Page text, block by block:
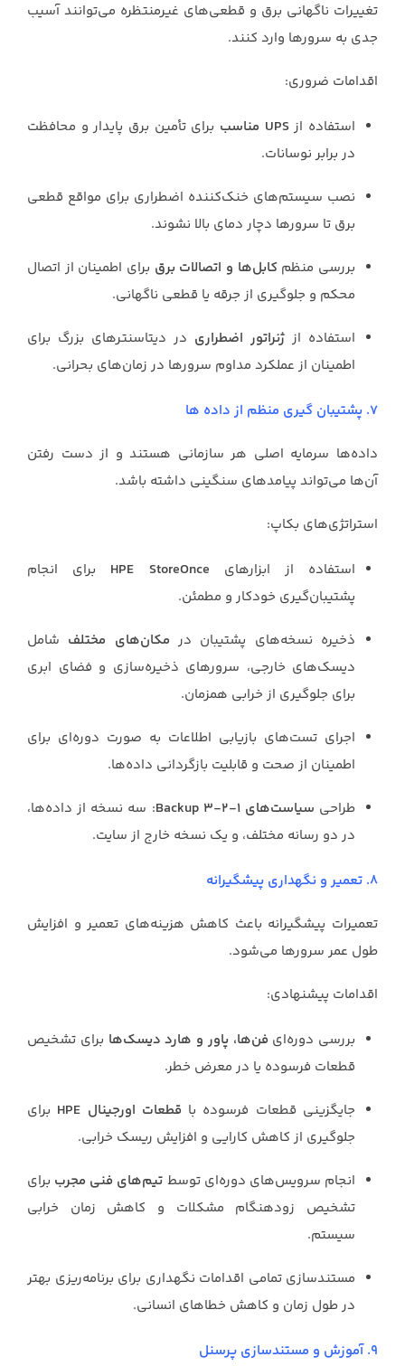
تغییرات ناگهانی برق و قطعی‌های غیرمنتظره می‌توانند آسیب
جدی به سرورها وارد کنند.
اقدامات ضروری:
استفاده ازUPS مناسب
برای تأمین برق پایدار و محافظت
در برابر نوسانات.
نصب سیستم‌های خنک‌کننده اضطراری برای مواقع قطعی
برق تا سرورها دچار دمای بالا نشوند.
بررسی منظمکابل‌ها و اتصالات برق برای اطمینان از اتصال
محکم و جلوگیری از جرقه یا قطعی ناگهانی.
استفاده از ژنراتور اضطراری در دیتاسنترهای بزرگ برای
اطمینان از عملکرد مداوم سرورها در زمان‌های بحرانی.
7. پشتیبان گیری منظم از داده ها
داده‌ها سرمایه اصلی هر سازمانی هستند و از دست رفتن
آن‌ها می‌تواند پیامدهای سنگینی داشته باشد.
استراتژی‌های بکاپ:
استفاده از ابزارهای HPE StoreOnce برای انجام
پشتیبان‌گیری خودکار و مطمئن.
ذخیره نسخه‌های پشتیبان در مکان‌های مختلف شامل
دیسک‌های خارجی، سرورهای ذخیره‌سازی و فضای ابری
برای جلوگیری از خرابی همزمان.
اجرای تست‌های بازیابی اطلاعات به صورت دوره‌ای برای
اطمینان از صحت و قابلیت بازگردانی داده‌ها.
طراحی سیاست‌های Backup 3-2-1
: سه نسخه از داده‌ها،
در دو رسانه مختلف، و یک نسخه خارج از سایت.
8. تعمیر و نگهداری پیشگیرانه
تعمیرات پیشگیرانه باعث کاهش هزینه‌های تعمیر و افزایش
طول عمر سرورها می‌شود.
اقدامات پیشنهادی:
بررسی دوره‌ای فن‌ها، پاور و هارد دیسک‌ها برای تشخیص
قطعات فرسوده یا در معرض خطر.
جایگزینی قطعات فرسوده با قطعات اورجینال HPE
برای
جلوگیری از کاهش کارایی و افزایش ریسک خرابی.
انجام سرویس‌های دوره‌ای توسط تیم‌های فنی مجرب برای
تشخیص زودهنگام مشکلات و کاهش زمان خرابی
سیستم.
مستندسازی تمامی اقدامات نگهداری برای برنامه‌ریزی بهتر
در طول زمان و کاهش خطاهای انسانی.
9. آموزش و مستندسازی پرسنل